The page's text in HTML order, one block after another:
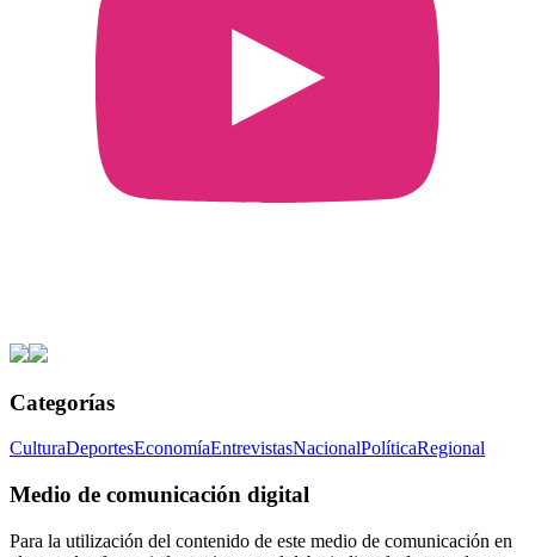
Categorías
CulturaDeportesEconomíaEntrevistasNacionalPolíticaRegional
Medio de comunicación digital
Para la utilización del contenido de este medio de comunicación en